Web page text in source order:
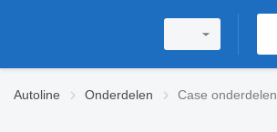
Autoline Onderdelen Case onderdelen